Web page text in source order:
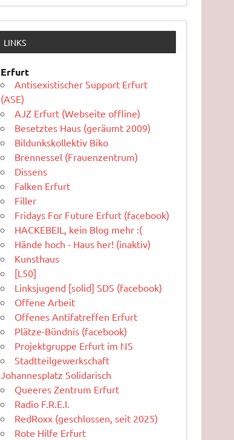
LINKS
Erfurt
Antisexistischer Support Erfurt
(ASE)
AJZ Erfurt (Webseite offline)
Besetztes Haus (geräumt 2009)
Bildunkskollektiv Biko
Brennessel (Frauenzentrum)
Dissens
Falken Erfurt
Filler
Fridays For Future Erfurt (facebook)
HACKEBEIL, kein Blog mehr :(
Hände hoch - Haus her! (inaktiv)
Kunsthaus
[L50]
Linksjugend [solid] SDS (facebook)
Offene Arbeit
Offenes Antifatreffen Erfurt
Plätze-Bündnis (facebook)
Projektgruppe Erfurt im NS
Stadtteilgewerkschaft
Johannesplatz Solidarisch
Queeres Zentrum Erfurt
Radio F.R.E.I.
RedRoxx (geschlossen, seit 2025)
Rote Hilfe Erfurt